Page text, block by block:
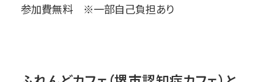
参加費無料 ※一部自己負担あり